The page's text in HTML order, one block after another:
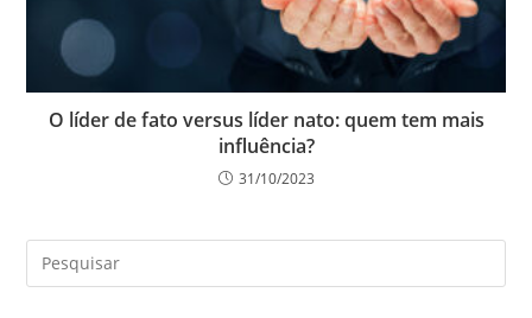
O líder de fato versus líder nato: quem tem mais
influência?
31/10/2023